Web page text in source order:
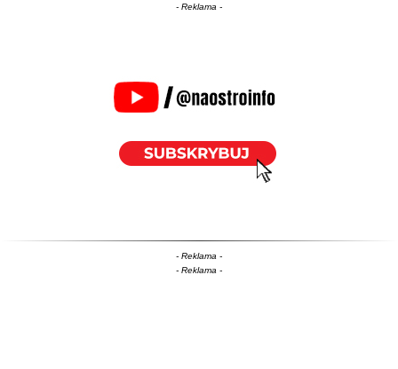
- Reklama -
- Reklama -
- Reklama -